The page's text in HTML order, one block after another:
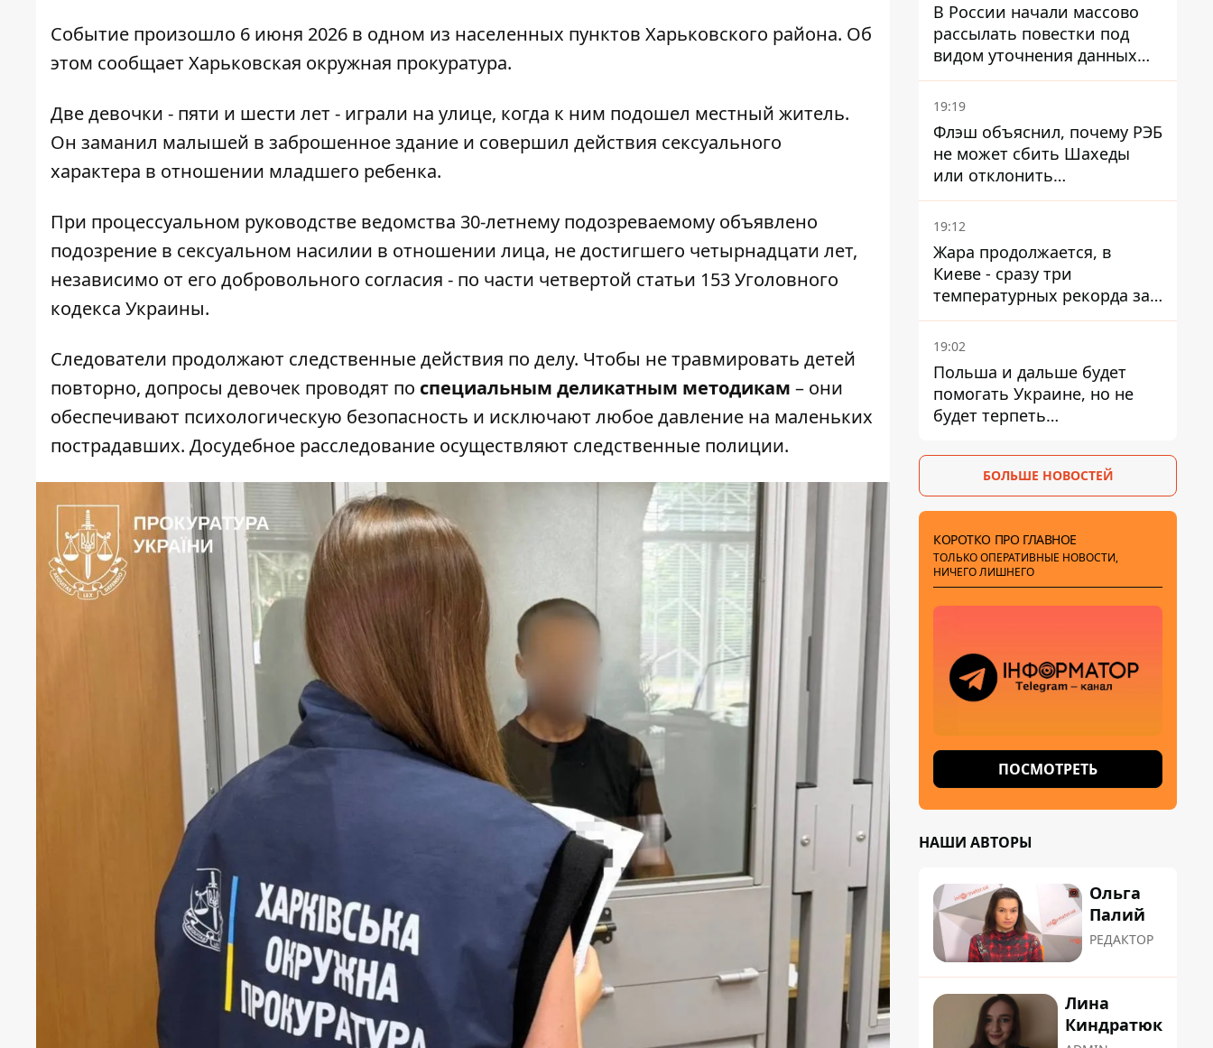
Событие произошло 6 июня 2026 в одном из населенных пунктов Харьковского района. Об
этом сообщает Харьковская окружная прокуратура.
Две девочки - пяти и шести лет - играли на улице, когда к ним подошел местный житель.
Он заманил малышей в заброшенное здание и совершил действия сексуального
характера в отношении младшего ребенка.
При процессуальном руководстве ведомства 30-летнему подозреваемому объявлено
подозрение в сексуальном насилии в отношении лица, не достигшего четырнадцати лет,
независимо от его добровольного согласия - по части четвертой статьи 153 Уголовного
кодекса Украины.
Следователи продолжают следственные действия по делу. Чтобы не травмировать детей
повторно, допросы девочек проводят по специальным деликатным методикам – они
обеспечивают психологическую безопасность и исключают любое давление на маленьких
пострадавших. Досудебное расследование осуществляют следственные полиции.
В России начали массово
рассылать повестки под
видом уточнения данных
для набора контрактников
19:19
Флэш объяснил, почему РЭБ
не может сбить Шахеды
или отклонить
баллистические ракеты
19:12
Жара продолжается, в
Киеве - сразу три
температурных рекорда за
день
19:02
Польша и дальше будет
помогать Украине, но не
будет терпеть
Навроцкий
БОЛЬШЕ НОВОСТЕЙ
КОРОТКО ПРО ГЛАВНОЕ
ТОЛЬКО ОПЕРАТИВНЫЕ НОВОСТИ,
НИЧЕГО ЛИШНЕГО
ПОСМОТРЕТЬ
НАШИ АВТОРЫ
Ольга
Палий
РЕДАКТОР
Лина
Киндратюк